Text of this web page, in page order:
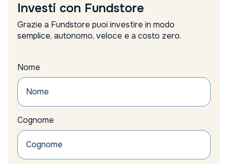
Investi con Fundstore
Grazie a Fundstore puoi investire in modo
semplice, autonomo, veloce e a costo zero.
Nome
Cognome